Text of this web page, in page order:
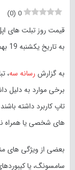
0
(
0
)
قیمت روز تبلت های
به تاریخ یکشنبه 19 بهمن ماه 99 را مشاهده می کنید.
به گزارش رسانه سه،
برخی موارد به دلیل
تاپ کاربرد داشته
های شخصی یا همراه
سامسونگ، یا